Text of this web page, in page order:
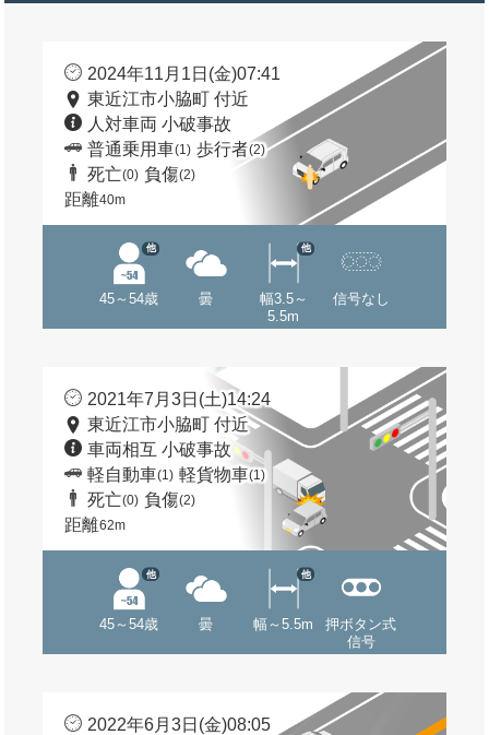
2024年11月1日(金)07:41
東近江市小脇町 付近
人対車両 小破事故
普通乗用車(1) 歩行者(2)
死亡(0) 負傷(2)
距離40m
45～54歳
他
曇
幅3.5～
5.5m
他
信号なし
2021年7月3日(土)14:24
東近江市小脇町 付近
車両相互 小破事故
軽自動車(1) 軽貨物車(1)
死亡(0) 負傷(2)
距離62m
45～54歳
他
曇 幅～5.5m
他
押ボタン式
信号
2022年6月3日(金)08:05